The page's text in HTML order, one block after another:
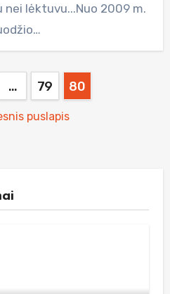
lėktuvu...Nuo 2009 m.
… 79 80
puslapis